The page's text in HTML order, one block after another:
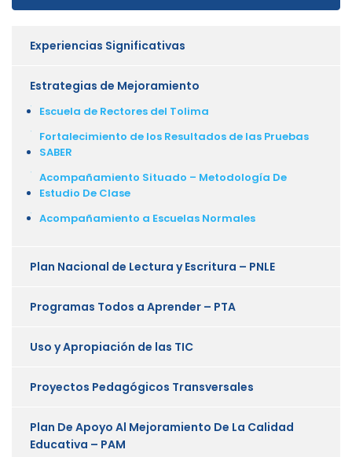
Experiencias Significativas
Estrategias de Mejoramiento
Escuela de Rectores del Tolima
Fortalecimiento de los Resultados de las Pruebas
SABER
Acompañamiento Situado – Metodología De
Estudio De Clase
Acompañamiento a Escuelas Normales
Plan Nacional de Lectura y Escritura – PNLE
Programas Todos a Aprender – PTA
Uso y Apropiación de las TIC
Proyectos Pedagógicos Transversales
Plan De Apoyo Al Mejoramiento De La Calidad
Educativa – PAM